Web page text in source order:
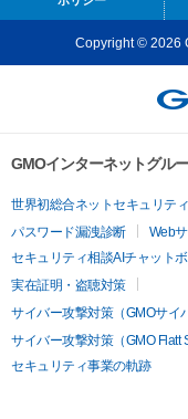
Copyright © 2026
GMOインターネットグル
世界初総合ネットセキュリテ
パスワード漏洩診断
Web
セキュリティ相談AIチャットボ
実在証明・盗聴対策
サイバー攻撃対策（GMOサイ
サイバー攻撃対策（GMO Flatt
セキュリティ事業の軌跡